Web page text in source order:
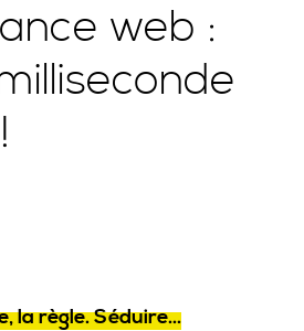
web :
la règle. Séduire...